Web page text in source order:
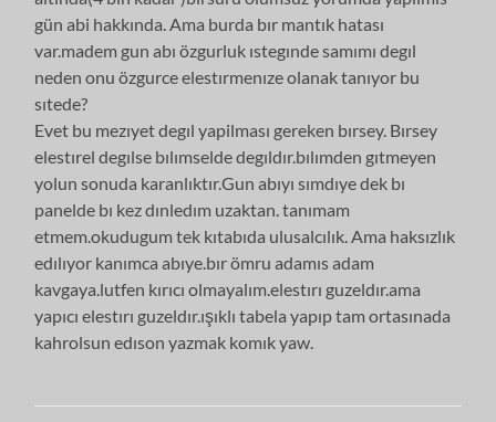
gün abi hakkında. Ama burda bır mantık hatası
var.madem gun abı özgurluk ıstegınde samımı degıl
neden onu özgurce elestırmenıze olanak tanıyor bu
sıtede?
Evet bu mezıyet degıl yapilması gereken bırsey. Bırsey
elestırel degılse bılımselde degıldır.bılımden gıtmeyen
yolun sonuda karanlıktır.Gun abıyı sımdıye dek bı
panelde bı kez dınledım uzaktan. tanımam
etmem.okudugum tek kıtabıda ulusalcılık. Ama haksızlık
edılıyor kanımca abıye.bır ömru adamıs adam
kavgaya.lutfen kırıcı olmayalım.elestırı guzeldır.ama
yapıcı elestırı guzeldır.ışıklı tabela yapıp tam ortasınada
kahrolsun edıson yazmak komık yaw.